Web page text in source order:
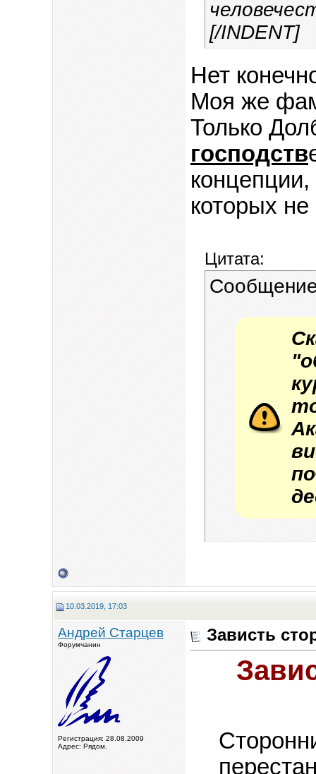
[/INDENT]
Нет
Моя же
Только
господств
которых не
Цитата:
10.03.2019, 17:03
Андрей Старцев
Форумчанин
Регистрация: 28.08.2009
Адрес: Рядом.
Зависть